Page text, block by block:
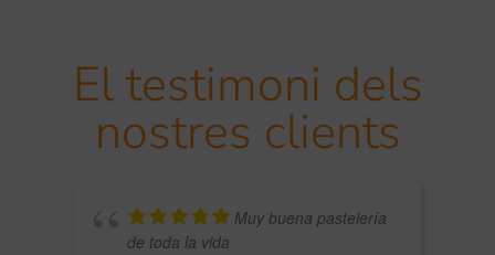
El testimoni dels
nostres clients
Muy buena pastelería
de toda la vida